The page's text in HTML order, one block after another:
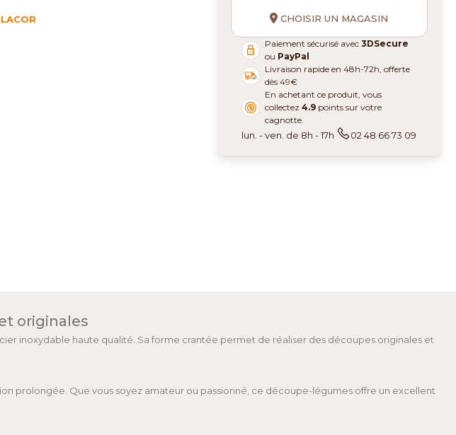
LACOR CHOISIR UN MAGASIN
Paiement sécurisé avec3DSecure
ou PayPal
Livraison rapide en 48h-72h, offerte
dès 49€
En achetant ce produit, vous
collectez4.9 points sur votre
cagnotte.
lun. - ven. de 8h - 17h 02 48 66 73 09
originales
inoxydable haute qualité. Sa forme crantée permet de réaliser des découpes originales et
prolongée. Que vous soyez amateur ou passionné, ce découpe-légumes offre un excellent